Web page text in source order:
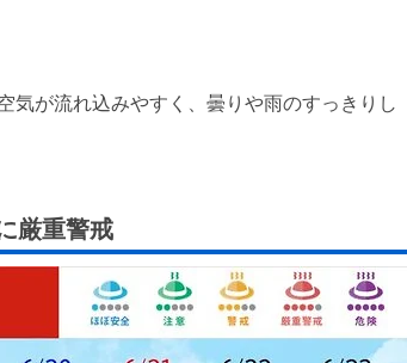
気が流れ込みやすく、曇りや雨のすっきりし
厳重警戒